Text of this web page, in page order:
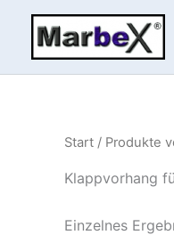
springen
Start / Produkte
Klappvorhang
Einzelnes